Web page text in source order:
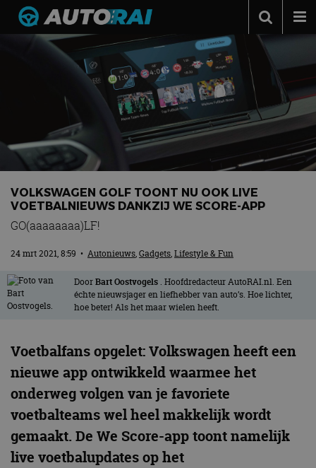
Autonieuws
Autotests
Automerken
Adverteren
MotorRAI.nl
VOLKSWAGEN GOLF TOONT NU OOK LIVE
VOETBALNIEUWS DANKZIJ WE SCORE-APP
GO(aaaaaaaa)LF!
24 mrt 2021, 8:59 • Autonieuws,Gadgets,Lifestyle & Fun
DoorBart Oostvogels . Hoofdredacteur AutoRAI.nl. Een
échte nieuwsjager en liefhebber van auto’s. Hoe lichter,
hoe beter! Als het maar wielen heeft.
Voetbalfans opgelet: Volkswagen heeft een
nieuwe app ontwikkeld waarmee het
onderweg volgen van je favoriete
voetbalteams wel heel makkelijk wordt
gemaakt. De We Score-app toont namelijk
live voetbalupdates op het